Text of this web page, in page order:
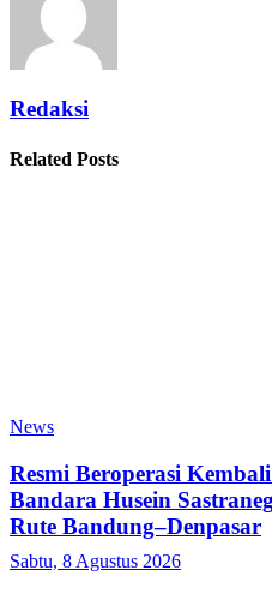
Redaksi
Related Posts
News
Resmi Beroperasi
Bandara Husein
Rute Bandung–Denpasar
Sabtu, 8 Agustus 2026